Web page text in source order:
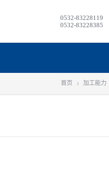
0532-83228119
0532-83228385
首页 加工能力